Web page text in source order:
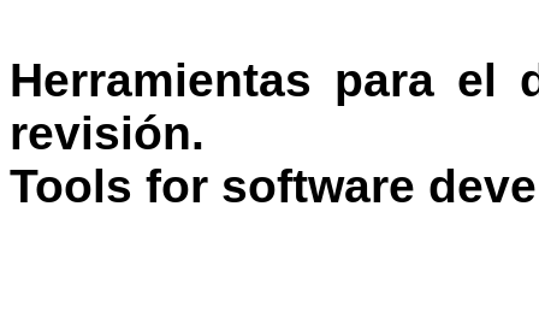
Herramientas para
revisión.
Tools for software